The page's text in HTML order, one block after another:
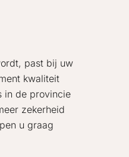
past bij uw
kwaliteit
in de provincie
zekerheid
u graag